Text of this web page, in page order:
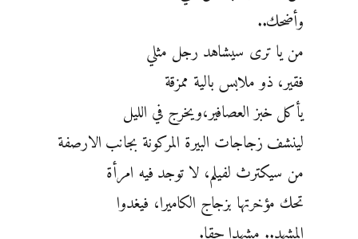
وأضحك..
من يا ترى سيشاهد رجل مثلي
فقير، ذو ملابس بالية ممزقة
يأكل خبز العصافير،ويخرج في الليل
لينشف زجاجات البيرة المركونة بجانب الارصفة
من سيكترث لفيلم، لا توجد فيه امرأة
تحك مؤخرتها بزجاج الكاميرا، فيغدوا